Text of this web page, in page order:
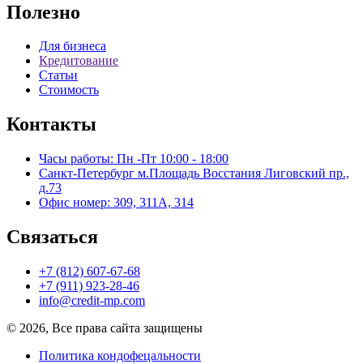
Полезно
Для бизнеса
Кредитование
Статьи
Стоимость
Контакты
Часы работы: Пн -Пт 10:00 - 18:00
Санкт-Петербург м.Площадь Восстания Лиговский пр.,
д.73
Офис номер: 309, 311А, 314
Связаться
+7 (812) 607-67-68
+7 (911) 923-28-46
info@credit-mp.com
© 2026, Все права сайта защищены
Политика кондофецальности